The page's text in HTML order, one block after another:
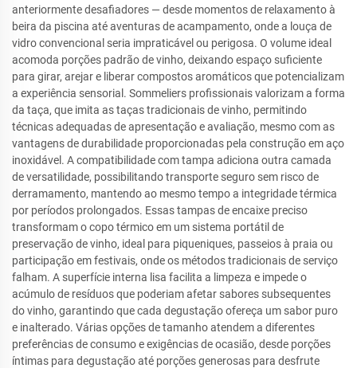
anteriormente desafiadores — desde momentos de relaxamento à
beira da piscina até aventuras de acampamento, onde a louça de
vidro convencional seria impraticável ou perigosa. O volume ideal
acomoda porções padrão de vinho, deixando espaço suficiente
para girar, arejar e liberar compostos aromáticos que potencializam
a experiência sensorial. Sommeliers profissionais valorizam a forma
da taça, que imita as taças tradicionais de vinho, permitindo
técnicas adequadas de apresentação e avaliação, mesmo com as
vantagens de durabilidade proporcionadas pela construção em aço
inoxidável. A compatibilidade com tampa adiciona outra camada
de versatilidade, possibilitando transporte seguro sem risco de
derramamento, mantendo ao mesmo tempo a integridade térmica
por períodos prolongados. Essas tampas de encaixe preciso
transformam o copo térmico em um sistema portátil de
preservação de vinho, ideal para piqueniques, passeios à praia ou
participação em festivais, onde os métodos tradicionais de serviço
falham. A superfície interna lisa facilita a limpeza e impede o
acúmulo de resíduos que poderiam afetar sabores subsequentes
do vinho, garantindo que cada degustação ofereça um sabor puro
e inalterado. Várias opções de tamanho atendem a diferentes
preferências de consumo e exigências de ocasião, desde porções
íntimas para degustação até porções generosas para desfrute